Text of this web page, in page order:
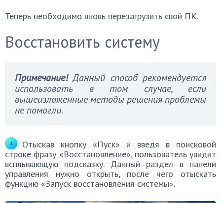
Теперь необходимо вновь перезагрузить свой ПК.
Восстановить систему
Примечание!Данный способ рекомендуется
использовать в том случае, если
вышеизложенные методы решения проблемы
не помогли.
Отыскав кнопку «Пуск» и введя в поисковой
строке фразу «Восстановление», пользователь увидит
всплывающую подсказку. Данный раздел в панели
управления нужно открыть, после чего отыскать
функцию «Запуск восстановления системы».